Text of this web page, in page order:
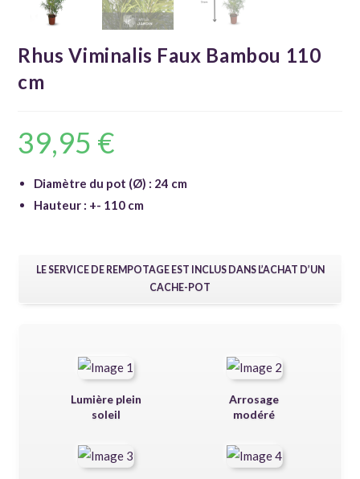
Rhus Viminalis Faux Bambou 110
cm
39,95 €
Diamètre du pot (Ø) : 24 cm
Hauteur : +- 110 cm
LE SERVICE DE REMPOTAGE EST INCLUS DANS L’ACHAT D’UN
CACHE-POT
Lumière plein
soleil
Arrosage
modéré